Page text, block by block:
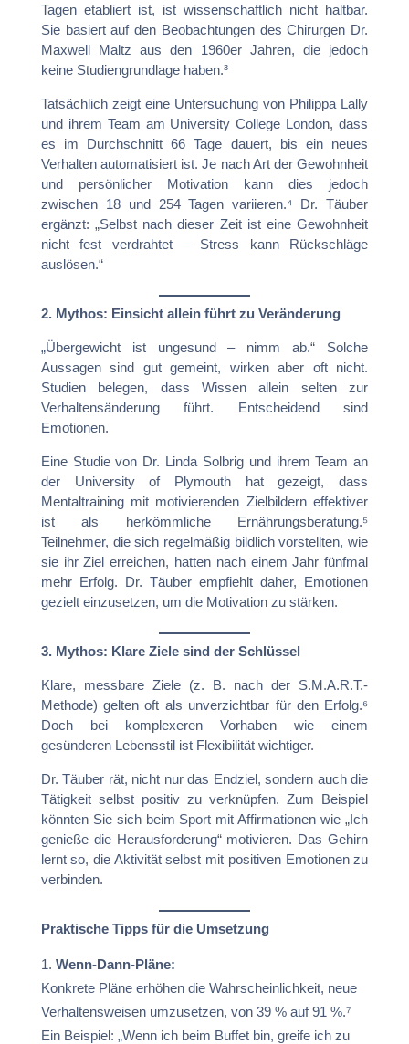
Tagen etabliert ist, ist wissenschaftlich nicht haltbar.
Sie basiert auf den Beobachtungen des Chirurgen Dr.
Maxwell Maltz aus den 1960er Jahren, die jedoch
keine Studiengrundlage haben.³
Tatsächlich zeigt eine Untersuchung von Philippa Lally
und ihrem Team am University College London, dass
es im Durchschnitt 66 Tage dauert, bis ein neues
Verhalten automatisiert ist. Je nach Art der Gewohnheit
und persönlicher Motivation kann dies jedoch
zwischen 18 und 254 Tagen variieren.⁴ Dr. Täuber
ergänzt: „Selbst nach dieser Zeit ist eine Gewohnheit
nicht fest verdrahtet – Stress kann Rückschläge
auslösen.“
2. Mythos: Einsicht allein führt zu Veränderung
„Übergewicht ist ungesund – nimm ab.“ Solche
Aussagen sind gut gemeint, wirken aber oft nicht.
Studien belegen, dass Wissen allein selten zur
Verhaltensänderung führt. Entscheidend sind
Emotionen.
Eine Studie von Dr. Linda Solbrig und ihrem Team an
der University of Plymouth hat gezeigt, dass
Mentaltraining mit motivierenden Zielbildern effektiver
ist als herkömmliche Ernährungsberatung.⁵
Teilnehmer, die sich regelmäßig bildlich vorstellten, wie
sie ihr Ziel erreichen, hatten nach einem Jahr fünfmal
mehr Erfolg. Dr. Täuber empfiehlt daher, Emotionen
gezielt einzusetzen, um die Motivation zu stärken.
3. Mythos: Klare Ziele sind der Schlüssel
Klare, messbare Ziele (z. B. nach der S.M.A.R.T.-
Methode) gelten oft als unverzichtbar für den Erfolg.⁶
Doch bei komplexeren Vorhaben wie einem
gesünderen Lebensstil ist Flexibilität wichtiger.
Dr. Täuber rät, nicht nur das Endziel, sondern auch die
Tätigkeit selbst positiv zu verknüpfen. Zum Beispiel
könnten Sie sich beim Sport mit Affirmationen wie „Ich
genieße die Herausforderung“ motivieren. Das Gehirn
lernt so, die Aktivität selbst mit positiven Emotionen zu
verbinden.
Praktische Tipps für die Umsetzung
Wenn-Dann-Pläne:
Konkrete Pläne erhöhen die Wahrscheinlichkeit, neue
Verhaltensweisen umzusetzen, von 39 % auf 91 %.⁷
Ein Beispiel: „Wenn ich beim Buffet bin, greife ich zu